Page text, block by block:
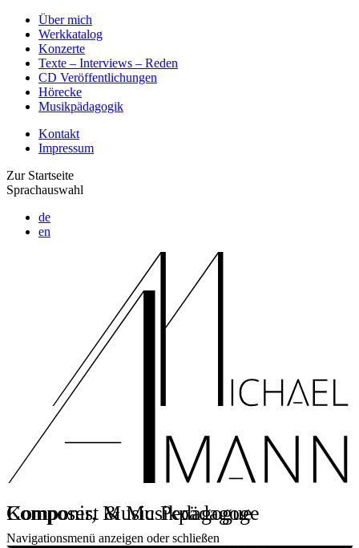
Über mich
Werkkatalog
Konzerte
Texte – Interviews – Reden
CD Veröffentlichungen
Hörecke
Musikpädagogik
Kontakt
Impressum
Zur Startseite
Sprachauswahl
de
en
Komponist & Musikpädagoge
Composer, Music Pedagogue
Navigationsmenü anzeigen oder schließen